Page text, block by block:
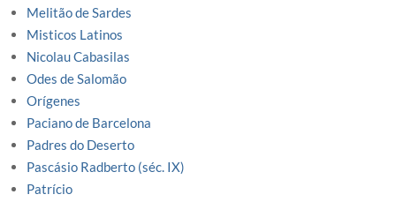
Melitão de Sardes
Misticos Latinos
Nicolau Cabasilas
Odes de Salomão
Orígenes
Paciano de Barcelona
Padres do Deserto
Pascásio Radberto (séc. IX)
Patrício